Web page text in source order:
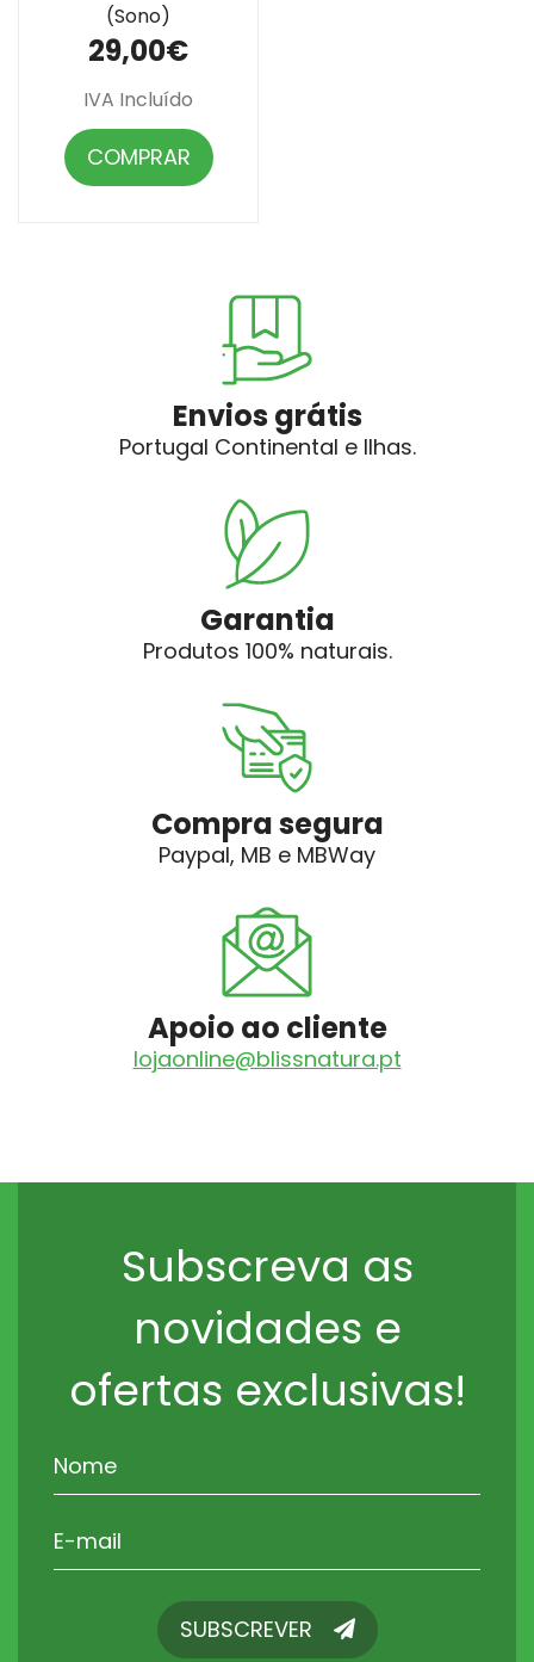
(Sono)
29,00€
IVA Incluído
COMPRAR
Envios grátis
Portugal Continental e Ilhas.
Garantia
Produtos 100% naturais.
Compra segura
Paypal, MB e MBWay
Apoio ao cliente
lojaonline@blissnatura.pt
Subscreva as
novidades e
ofertas exclusivas!
SUBSCREVERSUBSCREVER